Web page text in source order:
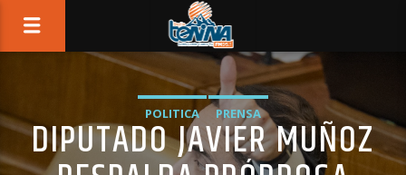
POLITICA PRENSA
DIPUTADO JAVIER MUÑOZ